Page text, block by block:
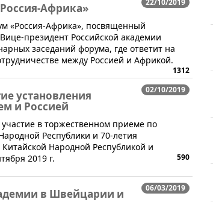
22/10/2019
Африка»
«Россия-Африка», посвященный
президент Российской академии
заседаний форума, где ответит на
между Россией и Африкой.
1312
02/10/2019
установления
и Россией
в торжественном приеме по
Республики и 70-летия
Народной Республикой и
2019 г.
590
06/03/2019
в Швейцарии и